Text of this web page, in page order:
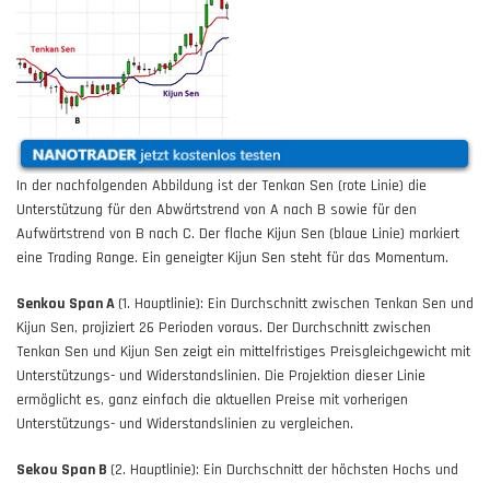
In der nachfolgenden Abbildung ist der Tenkan Sen (rote Linie) die
Unterstützung für den Abwärtstrend von A nach B sowie für den
Aufwärtstrend von B nach C. Der flache Kijun Sen (blaue Linie) markiert
eine Trading Range. Ein geneigter Kijun Sen steht für das Momentum.
Senkou Span A (1. Hauptlinie): Ein Durchschnitt zwischen Tenkan Sen und
Kijun Sen, projiziert 26 Perioden voraus. Der Durchschnitt zwischen
Tenkan Sen und Kijun Sen zeigt ein mittelfristiges Preisgleichgewicht mit
Unterstützungs- und Widerstandslinien. Die Projektion dieser Linie
ermöglicht es, ganz einfach die aktuellen Preise mit vorherigen
Unterstützungs- und Widerstandslinien zu vergleichen.
Sekou Span B (2. Hauptlinie): Ein Durchschnitt der höchsten Hochs und